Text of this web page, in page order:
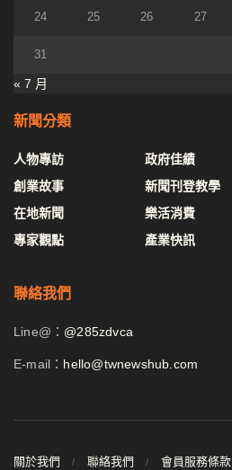
24 25 26 27
31
« 7 月
新聞分類
人物專訪
創業故事
在地新聞
專家觀點
政府佳績
新聞刊登教學
樂活消費
產業快訊
聯絡我們
Line@： @285zdvca
E-mail： hello@twnewshub.com
關於我們 聯絡我們 會員服務條款